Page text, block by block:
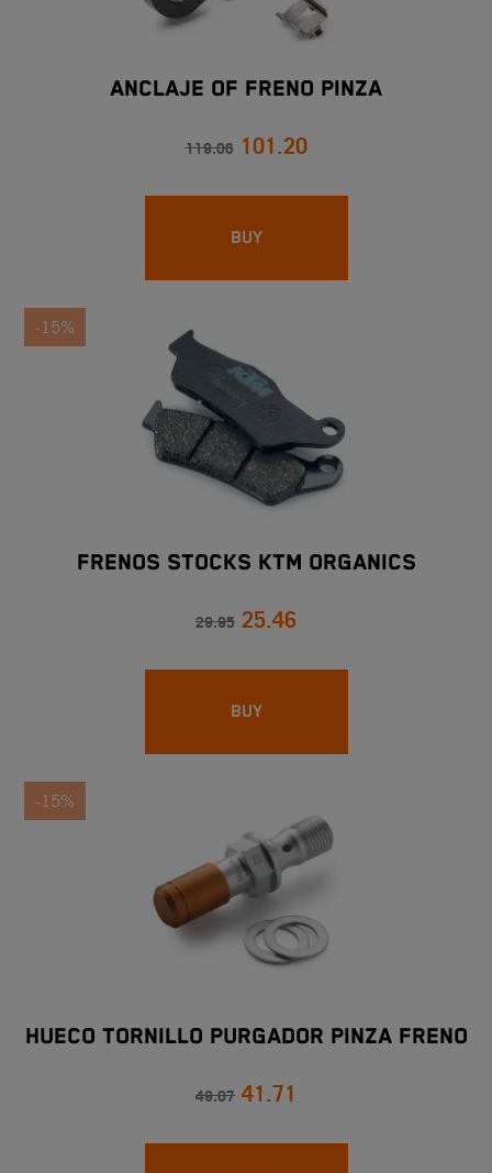
ANCLAJE OF FRENO PINZA
119.06 101.20
BUY
-15%
FRENOS STOCKS KTM ORGANICS
29.95 25.46
BUY
-15%
HUECO TORNILLO PURGADOR PINZA FRENO
49.07 41.71